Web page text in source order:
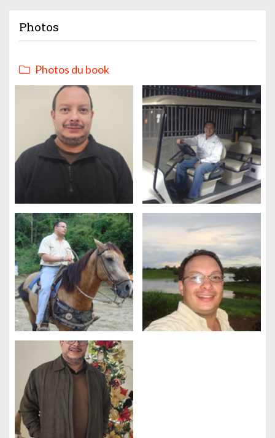
Photos
Photos du book
Gestion des cookies
Nous utilisons des cookies qui facilitent l'utilisation du site,